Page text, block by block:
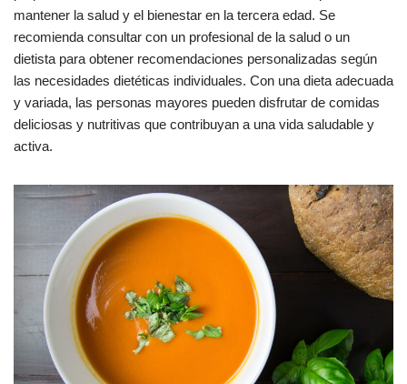
mantener la salud y el bienestar en la tercera edad. Se
recomienda consultar con un profesional de la salud o un
dietista para obtener recomendaciones personalizadas según
las necesidades dietéticas individuales. Con una dieta adecuada
y variada, las personas mayores pueden disfrutar de comidas
deliciosas y nutritivas que contribuyan a una vida saludable y
activa.